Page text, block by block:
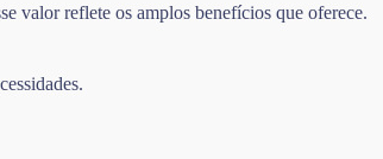
valor reflete os amplos benefícios que oferece.